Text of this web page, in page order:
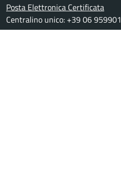
Posta Elettronica Certificata
Centralino unico: +39 06 959901